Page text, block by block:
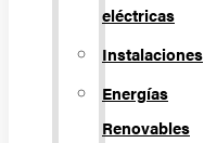
eléctricas
Instalaciones
Energías
Renovables